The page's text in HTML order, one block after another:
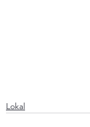
Lokal